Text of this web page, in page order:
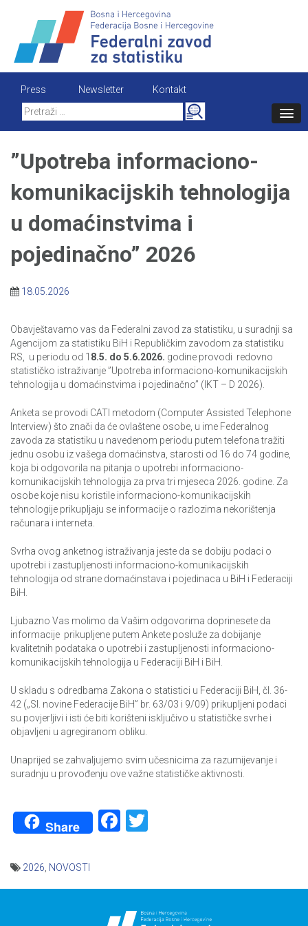
content
Press Newsletter
Kontakt
Search
for:
”Upotreba informaciono-
komunikacijskih tehnologija
u domaćinstvima i
pojedinačno” 2026
18.05.2026
Obavještavamo vas da Federalni zavod za statistiku, u suradnji sa
Agencijom za statistiku BiH i Republičkim zavodom za statistiku
RS, u periodu od 1 8.5. do 5.6.2026. godine provodi redovno
statističko istraživanje ”Upotreba informaciono-komunikacijskih
tehnologija u domaćinstvima i pojedinačno” (IKT – D 2026).
Anketa se provodi CATI metodom (Computer Assisted Telephone
Interview) što znači da će ovlaštene osobe, u ime Federalnog
zavoda za statistiku u navedenom periodu putem telefona tražiti
jednu osobu iz vašega domaćinstva, starosti od 16 do 74 godine,
koja bi odgovorila na pitanja o upotrebi informaciono-
komunikacijskih tehnologija za prva tri mjeseca 2026. godine. Za
osobe koje nisu koristile informaciono-komunikacijskih
tehnologije prikupljaju se informacije o razlozima nekorištenja
računara i interneta.
Svrha ovog anketnog istraživanja jeste da se dobiju podaci o
upotrebi i zastupljenosti informaciono-komunikacijskih
tehnologija od strane domaćinstava i pojedinaca u BiH i Federaciji
BiH.
Ljubazno Vas molimo da Vašim odgovorima doprinesete da
informacije prikupljene putem Ankete posluže za dobijanje
kvalitetnih podataka o upotrebi i zastupljenosti informaciono-
komunikacijskih tehnologija u Federaciji BiH i BiH.
U skladu s odredbama Zakona o statistici u Federaciji BiH, čl. 36-
42 („Sl. novine Federacije BiH” br. 63/03 i 9/09) prikupljeni podaci
su povjerljivi i isti će biti korišteni isključivo u statističke svrhe i
objavljeni u agregiranom obliku.
Unaprijed se zahvaljujemo svim učesnicima za razumijevanje i
suradnju u provođenju ove važne statističke aktivnosti.
Share Facebook
2026 NOVOSTI